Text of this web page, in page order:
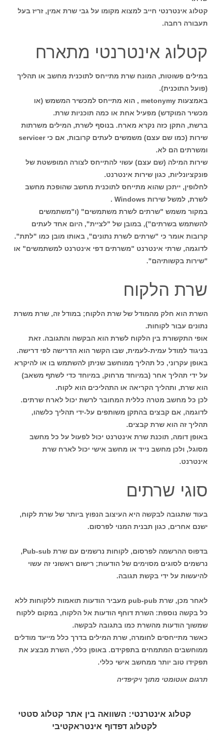
קטלוג אינטרנטי חייב למצוא מקומו על גבי שרת אמין, זריז בעל
תעבורה רחבה.
קטלוג אינטרנטי מתארח
במילים פשוטות, המונח שרת מתייחס לתוכנית מחשב או תהליך
(פועל התוכנית).
באמצעות metonymy , הוא מתייחס למכשיר המשמש (או
מכשיר המוקדש) מפעיל אחת או כמה תוכניות שרת.
ברשת, התקן כזה נקרא מארח. בנוסף לשרת, המילים משרתות
שירות (כמו שם עצם) משמשים לעתים קרובות, אם כי servicer
ומשרתים הם לא.
שירות המילה (שם עצם) עשוי להתייחס לצורה המופשטת של
פונקציונליות, כגון שירות אינטרנט.
לחלופין, ייתכן שהוא מתייחס לתוכנית מחשב שהופכת מחשב
לשרת, למשל שירות Windows .
במקור משמש "שרתים לשרת משתמשים" (ו"משתמשים
להשתמש בשרתים"), במובן של "לציית", היום אחד לעתים
קרובות אומר כי "שרתים לשרת נתונים", באותו מובן כמו "לתת".
לדוגמה, שרתי אינטרנט "משרתים דפי אינטרנט למשתמשים" או
"שירות בקשותיהם".
שרת הלקוח
השרת הוא חלק מהמודל של שרת הלקוח; במודל זה, שרת משרת
נתונים עבור לקוחות.
אופי התקשורת בין הלקוח לשרת הוא הבקשה והתגובה. זאת
בניגוד למודל עמית-לעמית, שבו הקשר הוא הדרישה לפי דרישה.
באופן עקרוני, כל תהליך ממוחשב שניתן להשתמש בו או להיקרא
על ידי תהליך אחר (במיוחד מרחוק, במיוחד כדי לשתף משאב)
הוא שרת, ותהליך הקריאה או התהליכים הוא לקוח.
לכן כל מחשב מטרה כללית המחובר לרשת יכול לארח שרתים.
לדוגמה, אם קבצים בהתקן משותפים על-ידי תהליך כלשהו, ​​
תהליך זה הוא שרת קבצים.
באופן דומה, תוכנת שרת אינטרנט יכול לפעול על כל מחשב
מסוגל, ולכן מחשב נייד או מחשב אישי יכול לארח שרת
אינטרנט.
סוגי שרתים
בעוד שתגובה לבקשה היא העיצוב הנפוץ ביותר של שרת לקוח,
ישנם אחרים, כגון תבנית המנוי לפרסום.
בדפוס ההרשמה לפרסום, לקוחות נרשמים עם שרת Pub-sub,
נרשמים לסוגים מסוימים של הודעות; רישום ראשוני זה עשוי
להיעשות על ידי בקשת תגובה.
לאחר מכן, שרת pub-pub מעביר הודעות תואמות ללקוחות ללא
כל בקשה נוספת: השרת דוחף הודעות אל הלקוח, במקום ללקוח
שמשוך הודעות מהשרת כמו בתגובה לבקשה.
כאשר מתייחסים לחומרה, שרת המילים בדרך כלל מייעד מודלים
ממוחשבים המתמחים בתפקידם. באופן כללי, השרת מבצע את
תפקידו טוב יותר ממחשב אישי כללי.
תרגום אוטומטי מתוך ויקיפדיה
קטלוג אינטרנטי: השוואה בין אתר קטלוג סטטי
לקטלוג דפדוף אינטראקטיבי